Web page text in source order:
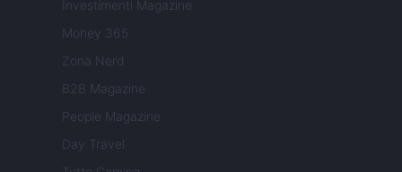
Investimenti Magazine
Money 365
Zona Nerd
B2B Magazine
People Magazine
Day Travel